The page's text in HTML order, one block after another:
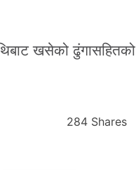
खसेको ढुंगासहितको
284 Shares